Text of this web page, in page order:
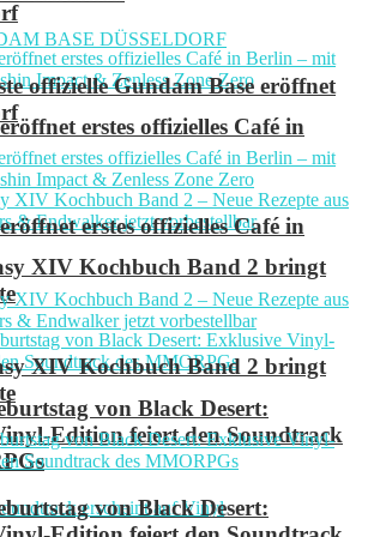
erstes offizielles Café in
XIV Kochbuch Band 2 bringt
von Black Desert:
Edition feiert den Soundtrack
offizielle Gundam Base eröffnet
erstes offizielles Café in
XIV Kochbuch Band 2 bringt
von Black Desert: